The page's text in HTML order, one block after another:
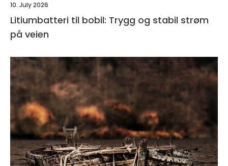
10. July 2026
Litiumbatteri til bobil: Trygg og stabil strøm
på veien